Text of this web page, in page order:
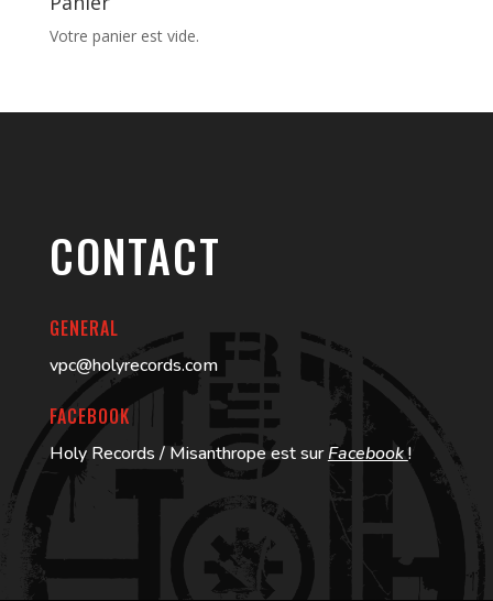
Votre panier est vide.
CONTACT
GENERAL
vpc@holyrecords.com
FACEBOOK
Holy Records / Misanthrope est surFacebook!